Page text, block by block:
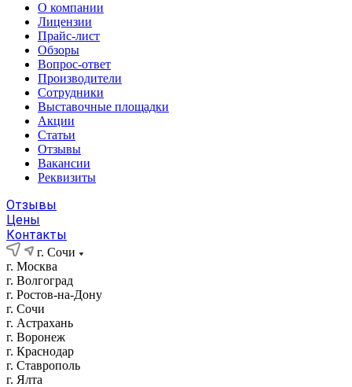
О компании
Лицензии
Прайс-лист
Обзоры
Вопрос-ответ
Производители
Сотрудники
Выставочные площадки
Акции
Статьи
Отзывы
Вакансии
Реквизиты
Отзывы
Цены
Контакты
г. Сочи
г. Москва
г. Волгоград
г. Ростов-на-Дону
г. Сочи
г. Астрахань
г. Воронеж
г. Краснодар
г. Ставрополь
г. Ялта